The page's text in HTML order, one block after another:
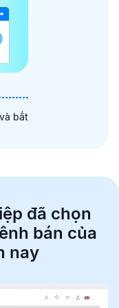
bắt
đã chọn
bán của
nay